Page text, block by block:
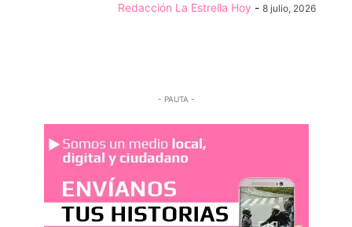
Redacción La Estrella Hoy - 8 julio, 2026
- PAUTA -